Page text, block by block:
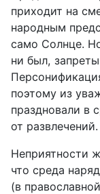
приходит на
народным
само Солнце.
ни был,
поэтому из
праздновали в
от развлечений.
Неприятности
что среда
(в